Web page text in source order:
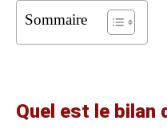
Sommaire
Quel est le bilan